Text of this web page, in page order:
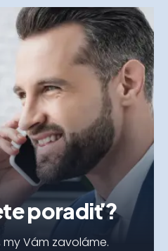
poradiť?
my Vám zavoláme.